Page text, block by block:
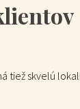
tiež skvelú